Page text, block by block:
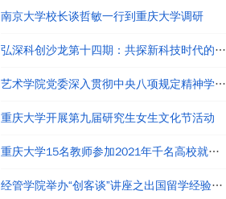
南京大学校长谈哲敏一行到重庆大学调研
弘深科创沙龙第十四期：共探新科技时代的创新创业与职业发展
艺术学院党委深入贯彻中央八项规定精神学习教育读书班结业
重庆大学开展第九届研究生女生文化节活动
重庆大学15名教师参加2021年千名高校就业工作者专题培训
经管学院举办“创客谈”讲座之出国留学经验分享